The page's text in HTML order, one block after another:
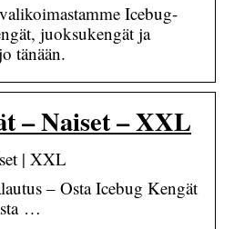
Icebug-
juoksukengät ja
tänään.
– Naiset – XXL
| XXL
– Osta Icebug Kengät
…